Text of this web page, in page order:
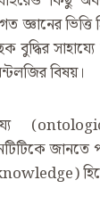
জ্ঞানের
বিষয়।
জানতে